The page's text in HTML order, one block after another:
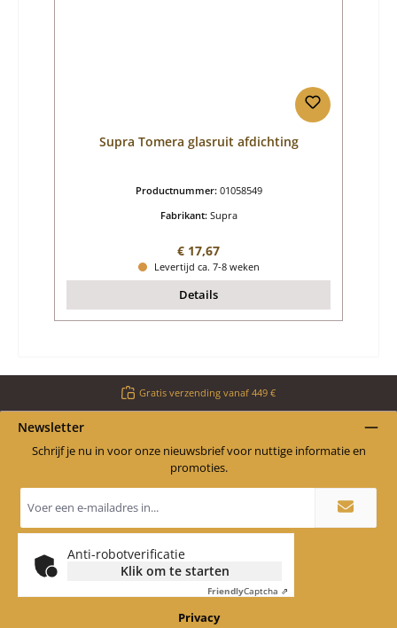
Supra Tomera glasruit afdichting
Productnummer: 01058549
Fabrikant: Supra
Normale prijs:
€ 17,67
Levertijd ca. 7-8 weken
Details
Gratis verzending vanaf 449 €
Newsletter
Schrijf je nu in voor onze nieuwsbrief voor nuttige informatie en
promoties.
E-
mailadres
Anti-robotverificatie
Klik om te starten
FriendlyCaptcha ⇗
Privacy